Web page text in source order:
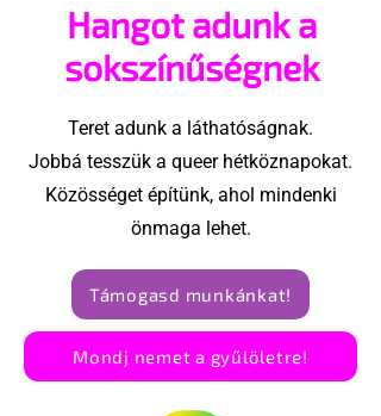
Hangot adunk a
sokszínűségnek
Teret adunk a láthatóságnak.
Jobbá tesszük a queer hétköznapokat.
Közösséget építünk, ahol mindenki
önmaga lehet.
Támogasd munkánkat!
Mondj nemet a gyűlöletre!